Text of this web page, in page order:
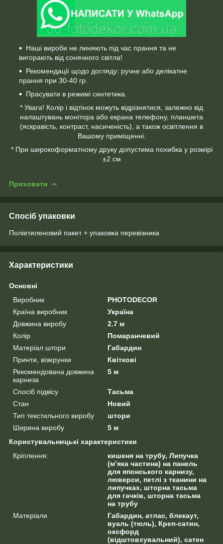
Наші вироби не линяють під час прання та не
вигорають від сонячного світла!
Рекомендації щодо догляду: ручне або делікатне
прання при 30-40 гр.
Прасувати в режимі синтетика.
* Увага! Колір і відтінок можуть відрізнятися, залежно від
налаштувань монітора або екрана телефону, планшета
(яскравість, контраст, насиченість), а також освітлення в
Вашому приміщенні.
* При широкоформатному друку допустима похибка у розмірі
±2 см
Приховати
Спосіб упаковки
Поліетиленовий пакет + упаковка перевізника
Характеристики
Основні
Виробник
PHOTODECOR
Країна виробник
Україна
Довжина виробу
2.7 м
Колір
Помаранчевий
Матеріал штори
Габардин
Принти, візерунки
Квіткові
Рекомендована довжина
карниза
5 м
Спосіб підвісу
Тасьма
Стан
Новий
Тип текстильного виробу
штори
Ширина виробу
5 м
Користувальницькі характеристики
Кріплення:
кишеня на трубу, Липучка
(м’яка частина) на панель
для японського карнизу,
люверси, петлі з тканини на
липучках, шторна тасьма
для гачків, шторна тасьма
на трубу
Матеріали
Габардин, атлас, блекаут,
вуаль (тюль), Креп-сатин,
оксфорд
(відштовхувальний), сатен